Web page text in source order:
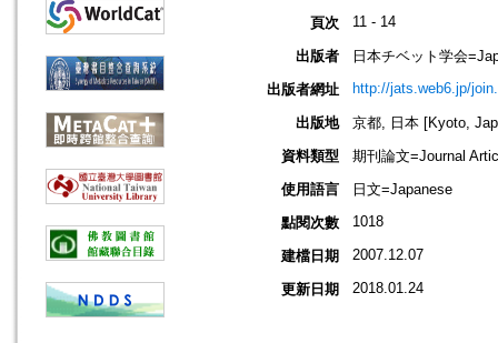
頁次 11 - 14
出版者
日本チベット学会
出版者網址
http://jats.web6.jp/
出版地
京都, 日本 [Kyoto,
資料類型
期刊論文=Journal
使用語言
日文=Japanese
點閱次數
1018
建檔日期 2007.12.07
更新日期 2018.01.24